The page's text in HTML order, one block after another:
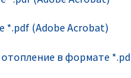
*.pdf (Adobe Acrobat)
в формате